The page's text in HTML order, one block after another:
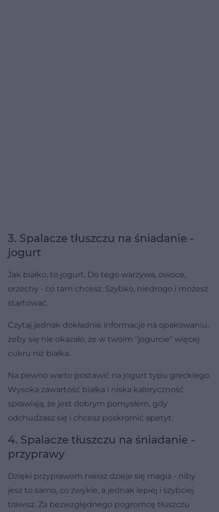
3. Spalacze tłuszczu na śniadanie -
jogurt
Jak białko, to jogurt. Do tego warzywa, owoce,
orzechy - co tam chcesz. Szybko, niedrogo i możesz
startować.
Czytaj jednak dokładnie informacje na opakowaniu,
żeby się nie okazało, że w twoim "jogurcie" więcej
cukru niż białka.
Na pewno warto postawić na jogurt typu greckiego.
Wysoka zawartość białka i niska kaloryczność
sprawiają, że jest dobrym pomysłem, gdy
odchudzasz się i chcesz poskromić apetyt.
4. Spalacze tłuszczu na śniadanie -
przyprawy
Dzięki przyprawom nieraz dzieje się magia - niby
jesz to samo, co zwykle, a jednak lepiej i szybciej
trawisz. Za bezwzględnego pogromcę tłuszczu